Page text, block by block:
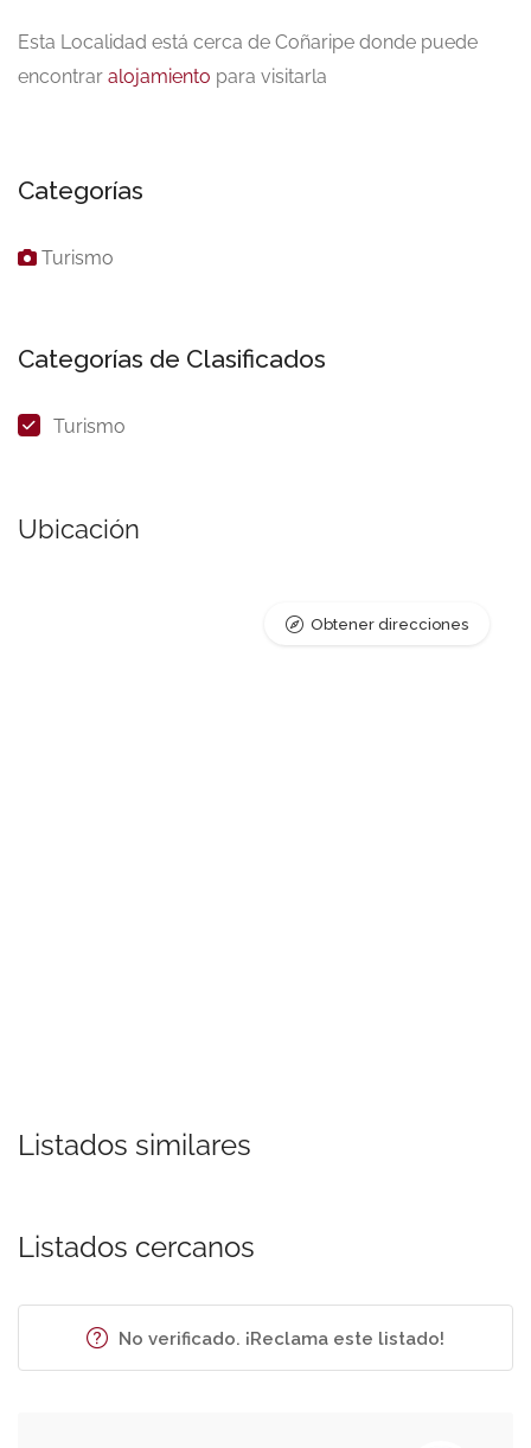
Esta Localidad está cerca de Coñaripe donde puede
encontrar alojamiento para visitarla
Categorías
Turismo
Categorías de Clasificados
Turismo
Ubicación
Obtener direcciones
Listados similares
Listados cercanos
No verificado. ¡Reclama este listado!